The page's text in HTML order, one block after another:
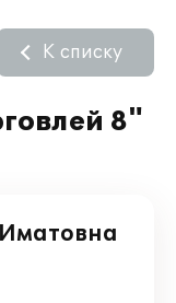
8"
К списку